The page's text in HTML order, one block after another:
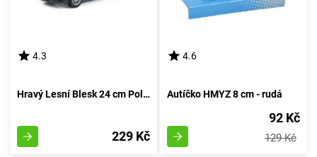
4.3
Hravý Lesní Blesk 24 cm Polesie - rudá
229 Kč
4.6
Autíčko HMYZ 8 cm - rudá
92 Kč
129 Kč